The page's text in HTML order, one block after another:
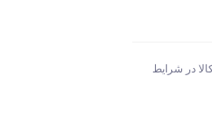
در شرایط